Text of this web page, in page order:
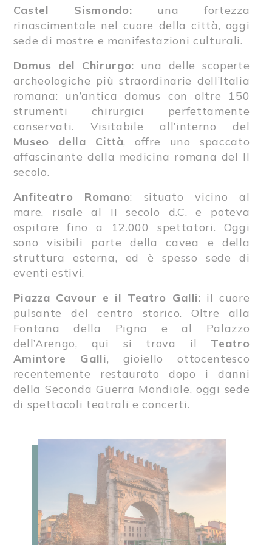
Castel Sismondo: una fortezza
rinascimentale nel cuore della città, oggi
sede di mostre e manifestazioni culturali.
Domus del Chirurgo: una delle scoperte
archeologiche più straordinarie dell’Italia
romana: un’antica domus con oltre 150
strumenti chirurgici perfettamente
conservati. Visitabile all’interno del
Museo della Città, offre uno spaccato
affascinante della medicina romana del II
secolo.
Anfiteatro Romano: situato vicino al
mare, risale al II secolo d.C. e poteva
ospitare fino a 12.000 spettatori. Oggi
sono visibili parte della cavea e della
struttura esterna, ed è spesso sede di
eventi estivi.
Piazza Cavour e il Teatro Galli: il cuore
pulsante del centro storico. Oltre alla
Fontana della Pigna e al Palazzo
dell’Arengo, qui si trova il Teatro
Amintore Galli, gioiello ottocentesco
recentemente restaurato dopo i danni
della Seconda Guerra Mondiale, oggi sede
di spettacoli teatrali e concerti.